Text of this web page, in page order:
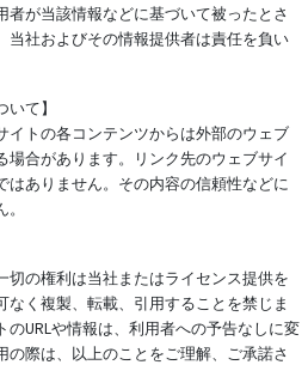
者が当該情報などに基づいて被ったとさ
当社およびその情報提供者は責任を負い
て】
イトの各コンテンツからは外部のウェブ
場合があります。リンク先のウェブサイ
はありません。その内容の信頼性などに
切の権利は当社またはライセンス提供を
く複製、転載、引用することを禁じま
URLや情報は、利用者への予告なしに変
の際は、以上のことをご理解、ご承諾さ